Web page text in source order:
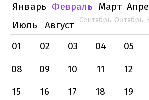
Январь Февраль Март
Июль
Август Сентябрь Октябрь
01
02 03 04 05
08
09 10 11 12
15
16 17 18 19